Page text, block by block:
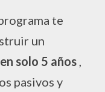
te
un
solo 5 años,
pasivos y